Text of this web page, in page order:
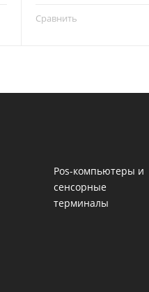
Сравнить
Pos-компьютеры и
сенсорные
терминалы